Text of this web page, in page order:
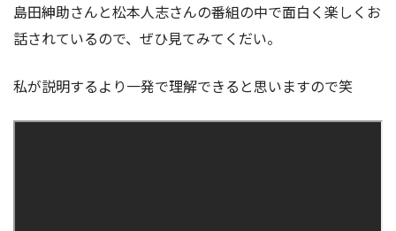
島田紳助さんと松本人志さんの番組の中で面白く楽しくお
話されているので、ぜひ見てみてくだい。
私が説明するより一発で理解できると思いますので笑